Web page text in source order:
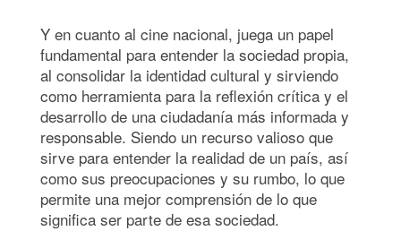
Y en cuanto al cine nacional, juega un papel
fundamental para entender la sociedad propia,
al consolidar la identidad cultural y sirviendo
como herramienta para la reflexión crítica y el
desarrollo de una ciudadanía más informada y
responsable. Siendo un recurso valioso que
sirve para entender la realidad de un país, así
como sus preocupaciones y su rumbo, lo que
permite una mejor comprensión de lo que
significa ser parte de esa sociedad.